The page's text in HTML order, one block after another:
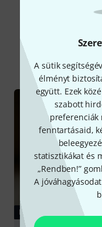
A sütik
élményt
együtt. Ezek
szabott
preferenciák
fenntartásaid,
statisztikákat és
„Rendben!”
A
KALAUZ